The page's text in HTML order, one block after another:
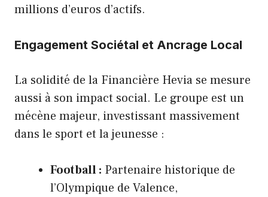
millions d’euros d’actifs.
Engagement Sociétal et Ancrage Local
La solidité de la Financière Hevia se mesure
aussi à son impact social. Le groupe est un
mécène majeur, investissant massivement
dans le sport et la jeunesse :
Football : Partenaire historique de
l’Olympique de Valence,